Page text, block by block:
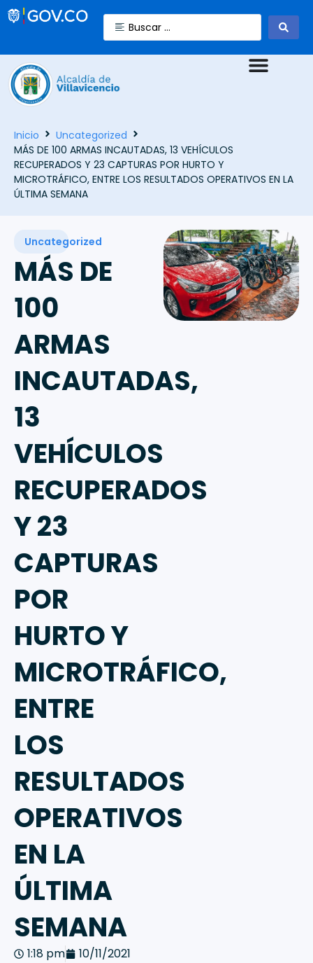
Inicio
Uncategorized
MÁS DE 100 ARMAS INCAUTADAS, 13 VEHÍCULOS
RECUPERADOS Y 23 CAPTURAS POR HURTO Y
MICROTRÁFICO, ENTRE LOS RESULTADOS OPERATIVOS EN LA
ÚLTIMA SEMANA
Uncategorized
MÁS DE
100
ARMAS
INCAUTADAS,
13
VEHÍCULOS
RECUPERADOS
Y 23
CAPTURAS
POR
HURTO Y
MICROTRÁFICO,
ENTRE
LOS
RESULTADOS
OPERATIVOS
EN LA
ÚLTIMA
SEMANA
1:18 pm 10/11/2021